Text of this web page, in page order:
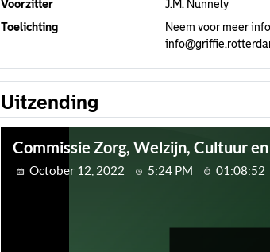
Voorzitter
J.M. Nunnely
Toelichting
Neem voor meer
Uitzending